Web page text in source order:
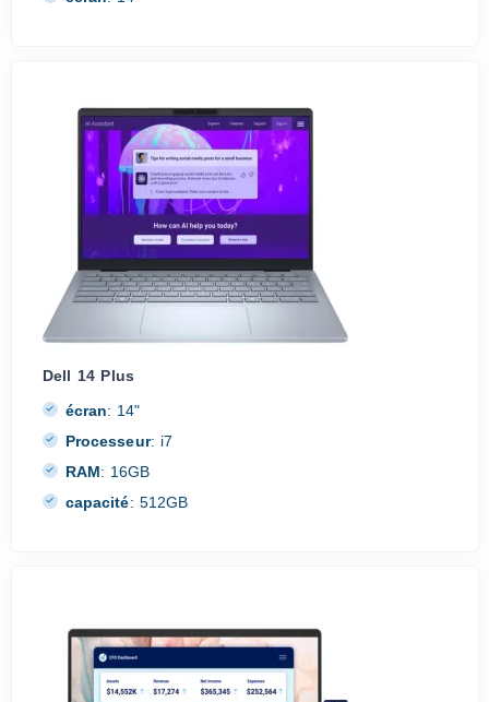
Dell 14 Plus
écran: 14"
Processeur: i7
RAM: 16GB
capacité: 512GB